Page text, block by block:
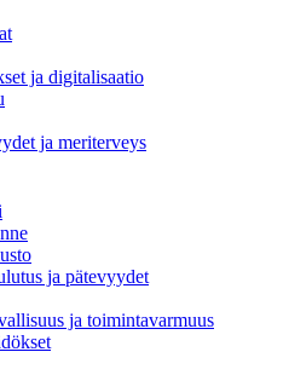
ja digitalisaatio
ja meriterveys
ja pätevyydet
ja toimintavarmuus